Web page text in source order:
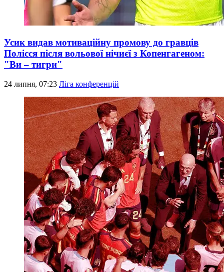
Усик видав мотиваційну промову до гравців
Полісся після вольової нічиєї з Копенгагеном:
"Ви – тигри"
24 липня, 07:23 Ліга конференцій